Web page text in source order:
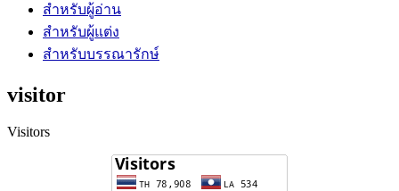
สำหรับผู้อ่าน
สำหรับผู้แต่ง
สำหรับบรรณารักษ์
visitor
Visitors